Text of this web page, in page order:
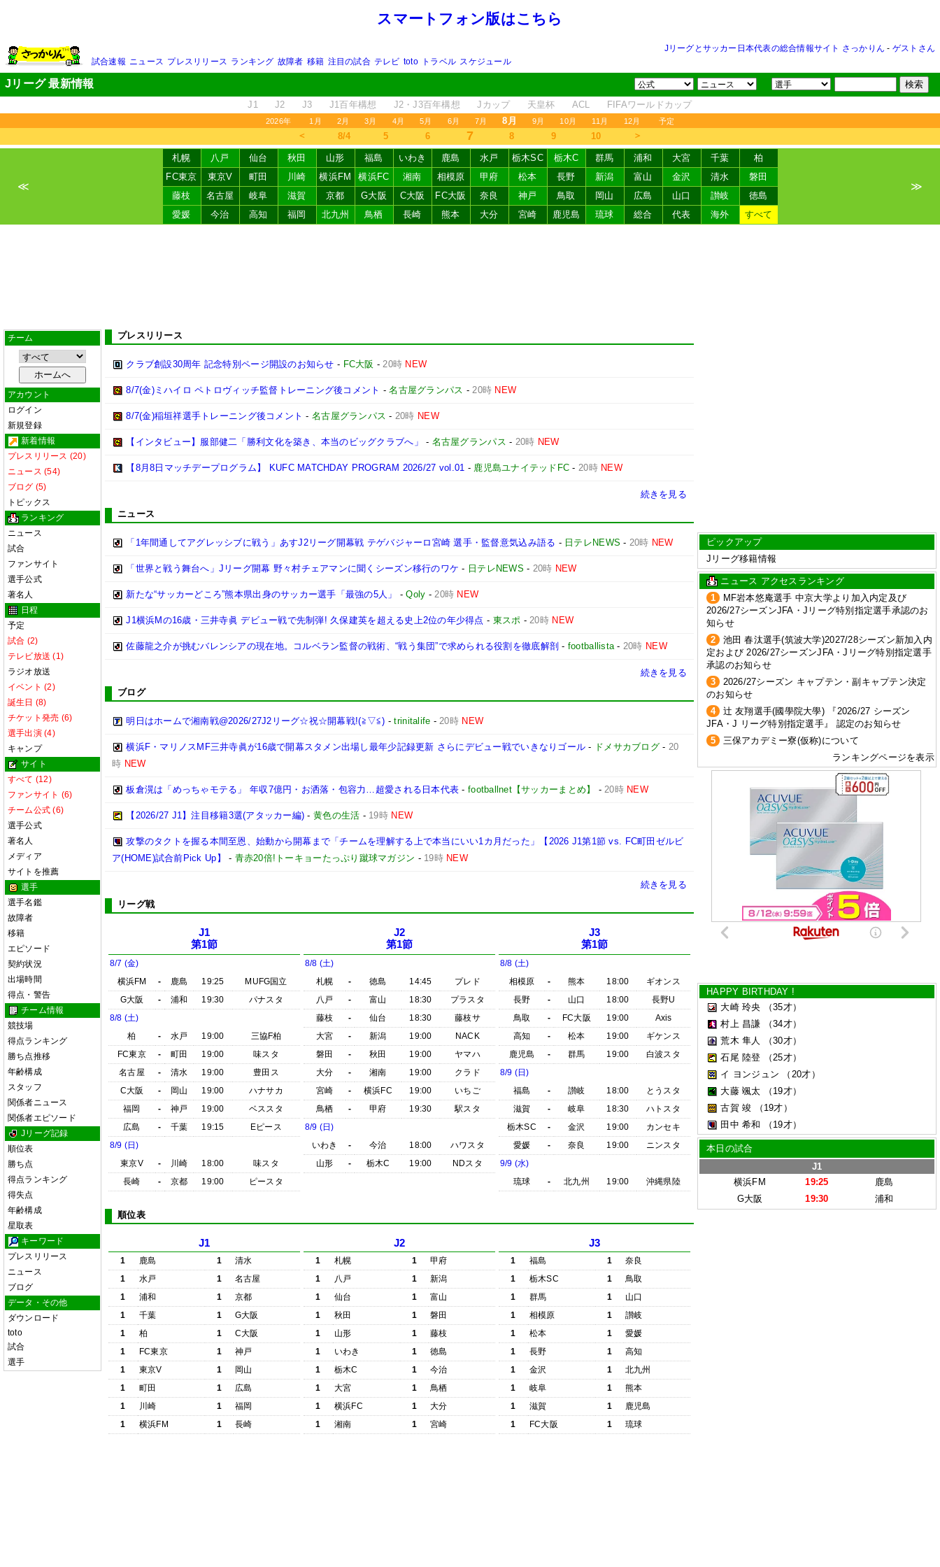
スマートフォン版はこちら
Jリーグとサッカー日本代表の総合情報サイト さっかりん - ゲストさん
試合速報 ニュース プレスリリース ランキング 故障者 移籍 注目の試合 テレビ toto トラベル スケジュール
Jリーグ 最新情報
J1 J2 J3 J1百年構想 J2・J3百年構想 Jカップ 天皇杯 ACL FIFAワールドカップ
2026年 1月 2月 3月 4月 5月 6月 7月 8月 9月 10月 11月 12月 予定
＜ 8/4 5 6 7 8 9 10 ＞
≪
札幌 八戸 仙台 秋田 山形 福島 いわき 鹿島 水戸 栃木SC 栃木C 群馬 浦和 大宮 千葉
柏
FC東京
東京V 町田 川崎 横浜FM 横浜FC 湘南 相模原 甲府 松本 長野 新潟 富山 金沢 清水
磐田
藤枝
名古屋 岐阜 滋賀 京都 G大阪 C大阪 FC大阪 奈良 神戸 鳥取 岡山 広島 山口 讃岐
徳島
愛媛
今治 高知 福岡 北九州 鳥栖 長崎 熊本 大分 宮崎 鹿児島 琉球 総合 代表 海外 すべて
≫
チーム
アカウント
ログイン
新規登録
新着情報
プレスリリース (20)
ニュース (54)
ブログ (5)
トピックス
ランキング
ニュース
試合
ファンサイト
選手公式
著名人
日程
予定
試合 (2)
テレビ放送 (1)
ラジオ放送
イベント (2)
誕生日 (8)
チケット発売 (6)
選手出演 (4)
キャンプ
サイト
すべて (12)
ファンサイト (6)
チーム公式 (6)
選手公式
著名人
メディア
サイトを推薦
選手
選手名鑑
故障者
移籍
エピソード
契約状況
出場時間
得点・警告
チーム情報
競技場
得点ランキング
勝ち点推移
年齢構成
スタッフ
関係者ニュース
関係者エピソード
Jリーグ記録
順位表
勝ち点
得点ランキング
得失点
年齢構成
星取表
キーワード
プレスリリース
ニュース
ブログ
データ・その他
ダウンロード
toto
試合
選手
プレスリリース
クラブ創設30周年 記念特別ページ開設のお知らせ - FC大阪 -20時 NEW
8/7(金)ミハイロ ペトロヴィッチ監督トレーニング後コメント -名古屋グランパス -20時 NEW
8/7(金)稲垣祥選手トレーニング後コメント - 名古屋グランパス - 20時 NEW
【インタビュー】服部健二「勝利文化を築き、本当のビッグクラブへ」 - 名古屋グランパス - 20時 NEW
【8月8日マッチデープログラム】 KUFC MATCHDAY PROGRAM 2026/27 vol.01 - 鹿児島ユナイテッドFC - 20時 NEW
続きを見る
ニュース
「1年間通してアグレッシブに戦う」あすJ2リーグ開幕戦 テゲバジャーロ宮崎 選手・監督意気込み語る - 日テレNEWS - 20時 NEW
「世界と戦う舞台へ」Jリーグ開幕 野々村チェアマンに聞くシーズン移行のワケ - 日テレNEWS - 20時 NEW
新たな“サッカーどころ”熊本県出身のサッカー選手「最強の5人」 -Qoly -20時 NEW
J1横浜Mの16歳・三井寺眞 デビュー戦で先制弾! 久保建英を超える史上2位の年少得点 - 東スポ -20時 NEW
佐藤龍之介が挑むバレンシアの現在地。コルベラン監督の戦術、“戦う集団”で求められる役割を徹底解剖 - footballista- 20時 NEW
続きを見る
ブログ
明日はホームで湘南戦@2026/27J2リーグ☆祝☆開幕戦!(≧▽≦) -trinitalife -20時 NEW
横浜F・マリノスMF三井寺眞が16歳で開幕スタメン出場し最年少記録更新 さらにデビュー戦でいきなりゴール - ドメサカブログ- 20
時 NEW
板倉滉は「めっちゃモテる」 年収7億円・お洒落・包容力…超愛される日本代表 - footballnet【サッカーまとめ】 -20時 NEW
【2026/27 J1】注目移籍3選(アタッカー編) -黄色の生活 - 19時 NEW
攻撃のタクトを握る本間至恩、始動から開幕まで「チームを理解する上で本当にいい1カ月だった」【2026 J1第1節 vs. FC町田ゼルビ
ア(HOME)試合前Pick Up】
- 青赤20倍!トーキョーたっぷり蹴球マガジン - 19時 NEW
続きを見る
リーグ戦
J1
第1節
8/7 (金)
横浜FM
- 鹿島 19:25
MUFG国立
G大阪
- 浦和 19:30
パナスタ
8/8 (土)
柏
- 水戸 19:00
三協F柏
FC東京
- 町田 19:00
味スタ
名古屋
- 清水 19:00
豊田ス
C大阪
- 岡山 19:00
ハナサカ
福岡
- 神戸 19:00
ベススタ
広島
- 千葉 19:15
Eピース
8/9 (日)
東京V
- 川崎 18:00
味スタ
長崎
- 京都 19:00 ピースタ
J2
第1節
8/8 (土)
札幌
- 徳島 14:45
プレド
八戸
- 富山 18:30
プラスタ
藤枝
- 仙台 18:30
藤枝サ
大宮
- 新潟 19:00
NACK
磐田
- 秋田 19:00
ヤマハ
大分
- 湘南 19:00
クラド
宮崎
- 横浜FC 19:00
いちご
鳥栖
- 甲府 19:30
駅スタ
8/9 (日)
いわき
- 今治 18:00
ハワスタ
山形
- 栃木C 19:00 NDスタ
J3
第1節
8/8 (土)
相模原
- 熊本 18:00
ギオンス
長野
- 山口 18:00
長野U
鳥取
- FC大阪 19:00
Axis
高知
- 松本 19:00
ギケンス
鹿児島
- 群馬 19:00
白波スタ
8/9 (日)
福島
- 讃岐 18:00
とうスタ
滋賀
- 岐阜 18:30
ハトスタ
栃木SC
- 金沢 19:00
カンセキ
愛媛
- 奈良 19:00
ニンスタ
9/9 (水)
琉球
- 北九州 19:00 沖縄県陸
順位表
J1
1 鹿島 1
清水
1
水戸 1
名古屋
1
浦和 1
京都
1
千葉 1
G大阪
1
柏 1
C大阪
1
FC東京 1
神戸
1
東京V 1
岡山
1
町田 1
広島
1
川崎 1
福岡
1
横浜FM 1 長崎
J2
1 札幌 1
甲府
1
八戸 1
新潟
1
仙台 1
富山
1
秋田 1
磐田
1
山形 1
藤枝
1
いわき 1
徳島
1
栃木C 1
今治
1
大宮 1
鳥栖
1
横浜FC 1
大分
1
湘南 1 宮崎
J3
1 福島 1
奈良
1
栃木SC 1
鳥取
1
群馬 1
山口
1
相模原 1
讃岐
1
松本 1
愛媛
1
長野 1
高知
1
金沢 1
北九州
1
岐阜 1
熊本
1
滋賀 1
鹿児島
1
FC大阪 1 琉球
ピックアップ
Jリーグ移籍情報
ニュース アクセスランキング
1
MF岩本悠庵選手 中京大学より加入内定及び
2026/27シーズンJFA・Jリーグ特別指定選手承認のお
知らせ
2
池田 春汰選手(筑波大学)2027/28シーズン新加入内
定および 2026/27シーズンJFA・Jリーグ特別指定選手
承認のお知らせ
3
2026/27シーズン キャプテン・副キャプテン決定
のお知らせ
4
辻 友翔選手(國學院大學) 『2026/27 シーズン
JFA・J リーグ特別指定選手』 認定のお知らせ
5
三保アカデミー寮(仮称)について
ランキングページを表示
HAPPY BIRTHDAY !
大崎 玲央
（35才）
村上 昌謙
（34才）
荒木 隼人
（30才）
石尾 陸登
（25才）
イ ヨンジュン
（20才）
大藤 颯太
（19才）
古賀 竣
（19才）
田中 希和
（19才）
本日の試合
J1
横浜FM
19:25
鹿島
G大阪
19:30 浦和